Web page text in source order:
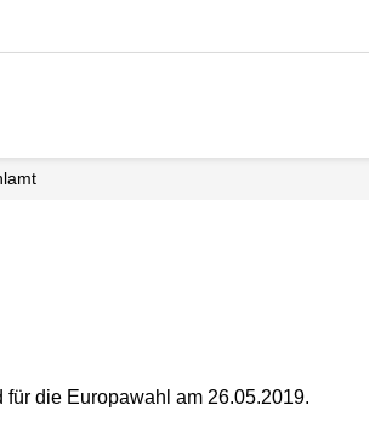
die Europawahl am 26.05.2019.